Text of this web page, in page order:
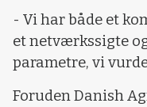
- Vi har både et
et netværkssigte
parametre, vi
Foruden Danish